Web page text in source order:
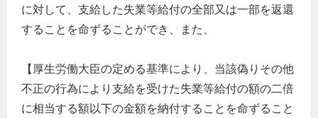
に対して、支給した失業等給付の全部又は一部を返還
することを命ずることができ、また、
【厚生労働大臣の定める基準により、当該偽りその他
不正の行為により支給を受けた失業等給付の額の二倍
に相当する額以下の金額を納付することを命ずること